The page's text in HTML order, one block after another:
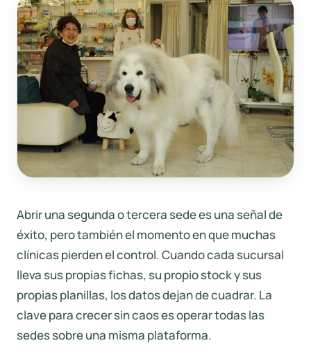
Abrir una segunda o tercera sede es una señal de
éxito, pero también el momento en que muchas
clínicas pierden el control. Cuando cada sucursal
lleva sus propias fichas, su propio stock y sus
propias planillas, los datos dejan de cuadrar. La
clave para crecer sin caos es operar todas las
sedes sobre una misma plataforma.